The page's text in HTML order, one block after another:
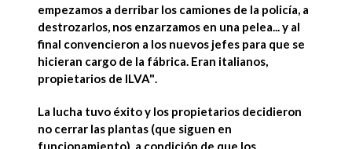
empezamos a derribar los camiones de la policía, a
destrozarlos, nos enzarzamos en una pelea... y al
final convencieron a los nuevos jefes para que se
hicieran cargo de la fábrica. Eran italianos,
propietarios de ILVA".
La lucha tuvo éxito y los propietarios decidieron
no cerrar las plantas (que siguen en
funcionamiento), a condición de que los